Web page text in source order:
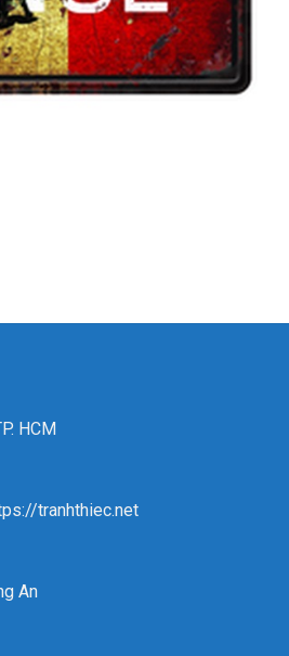
HCM
tranhthiec.net
An